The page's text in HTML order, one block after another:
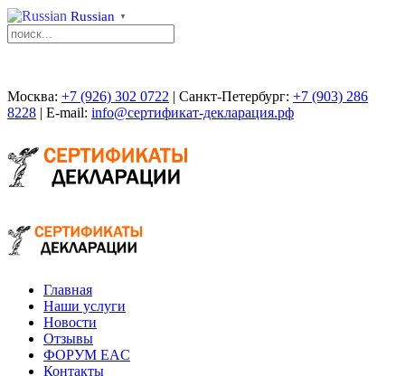
Russian ▼
Москва: +7 (926) 302 0722 | Санкт-Петербург: +7 (903) 286
8228 | E-mail: info@сертификат-декларация.рф
Главная
Наши услуги
Новости
Отзывы
ФОРУМ EAC
Контакты